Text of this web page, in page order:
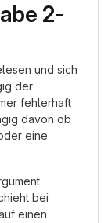
2-
und sich
der
fehlerhaft
davon ob
eine
bei
einen